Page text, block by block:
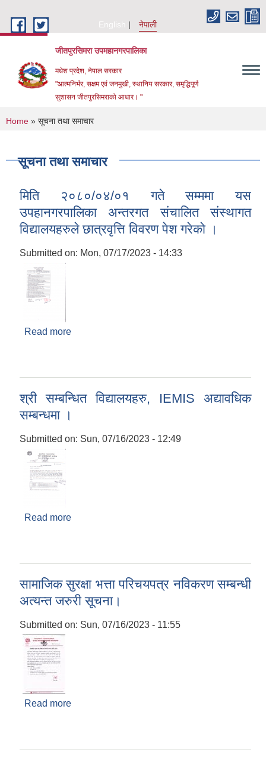
English
नेपाली
जीतपुरसिमरा उपमहानगरपालिका
मधेश प्रदेश, नेपाल सरकार
"आत्मनिर्भर, सक्षम एवं जनमुखी, स्थानिय सरकार, समृद्धिपूर्ण
सुशासन जीतपुरसिमराको आधार। "
You are here
Home » सूचना तथा समाचार
सूचना तथा समाचार
मिति २०८०/०४/०१ गते सम्ममा यस
उपहानगरपालिका अन्तरगत संचालित संस्थागत
विद्यालयहरुले छात्रवृत्ति विवरण पेश गरेको ।
Submitted on: Mon, 07/17/2023 - 14:33
Read more
श्री सम्बन्धित विद्यालयहरु, IEMIS अद्यावधिक
सम्बन्धमा ।
Submitted on: Sun, 07/16/2023 - 12:49
Read more
सामाजिक सुरक्षा भत्ता परिचयपत्र नविकरण सम्बन्धी
अत्यन्त जरुरी सूचना।
Submitted on: Sun, 07/16/2023 - 11:55
Read more